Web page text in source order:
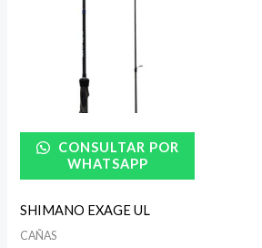
CONSULTAR POR
WHATSAPP
SHIMANO EXAGE UL
CAÑAS
hasta
$71.900